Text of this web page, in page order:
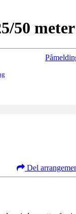
50 meter
Del